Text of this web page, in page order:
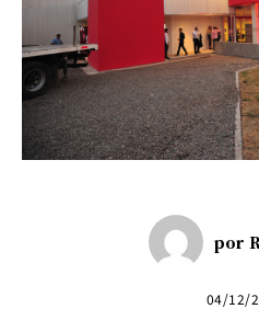
por
04/12/